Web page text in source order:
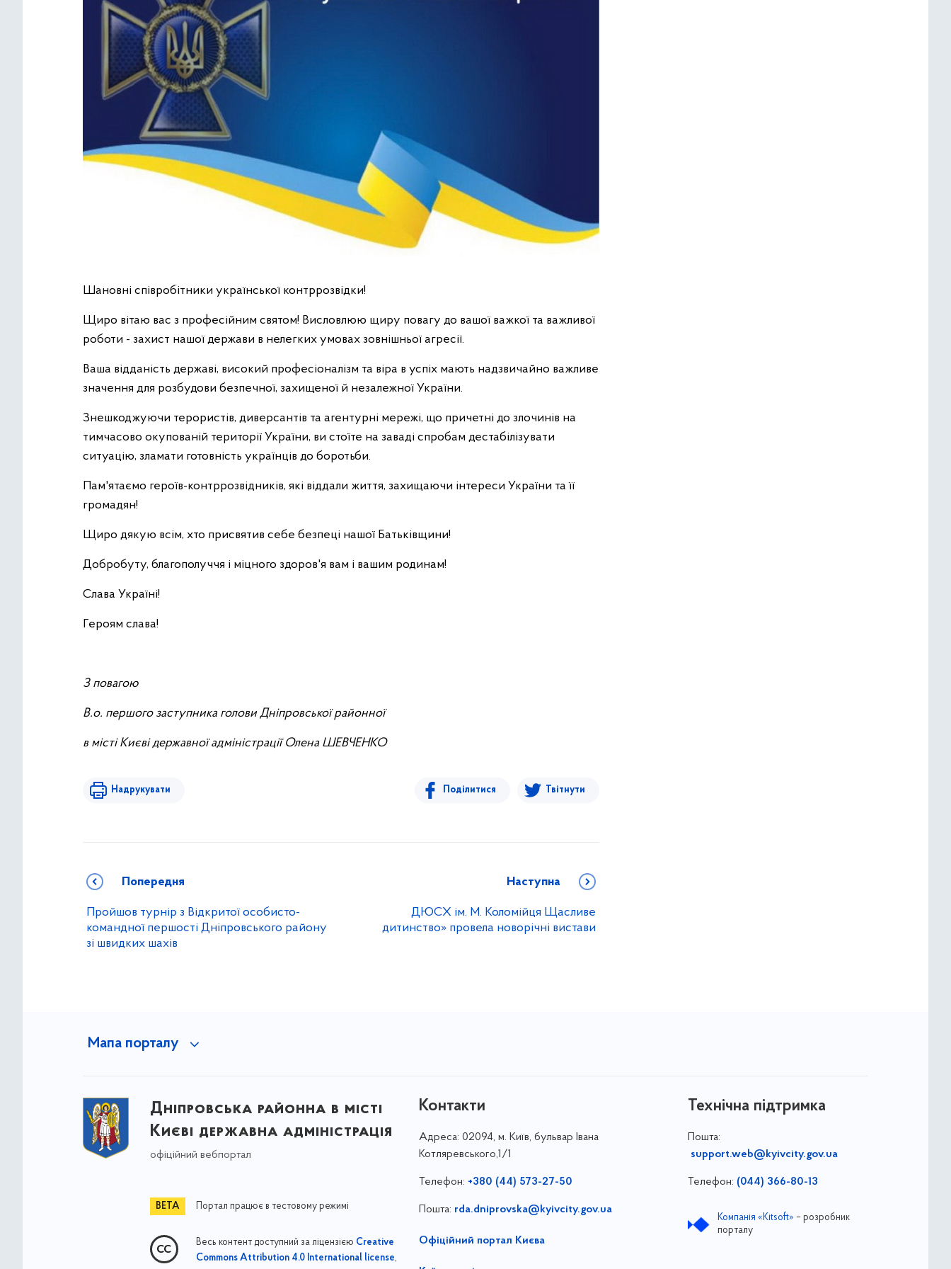
Шановні співробітники української контррозвідки!
Щиро вітаю вас з професійним святом! Висловлюю щиру повагу до вашої важкої та важливої
роботи - захист нашої держави в нелегких умовах зовнішньої агресії.
Ваша відданість державі, високий професіоналізм та віра в успіх мають надзвичайно важливе
значення для розбудови безпечної, захищеної й незалежної України.
Знешкоджуючи терористів, диверсантів та агентурні мережі, що причетні до злочинів на
тимчасово окупованій території України, ви стоїте на заваді спробам дестабілізувати
ситуацію, зламати готовність українців до боротьби.
Пам'ятаємо героїв-контррозвідників, які віддали життя, захищаючи інтереси України та її
громадян!
Щиро дякую всім, хто присвятив себе безпеці нашої Батьківщини!
Добробуту, благополуччя і міцного здоров'я вам і вашим родинам!
Слава Україні!
Героям слава!
З повагою
В.о. першого заступника голови Дніпровської районної
в місті Києві державної адміністрації Олена ШЕВЧЕНКО
Надрукувати Поділитися Твітнути
Попередня
Пройшов турнір з Відкритої особисто-
командної першості Дніпровського району
зі швидких шахів
Наступна
ДЮСХ ім. М. Коломійця Щасливе
дитинство» провела новорічні вистави
Мапа порталу
Дніпровська районна в місті
Києві державна адміністрація
офіційний вебпортал
Портал працює в тестовому режимі
Весь контент доступний за ліцензією Creative
Commons Attribution 4.0 International license,
Контакти
Адреса: 02094, м. Київ, бульвар Івана
Котляревського,1/1
Телефон: +380 (44) 573-27-50
Пошта: rda.dniprovska@kyivcity.gov.ua
Офіційний портал Києва
Технічна підтримка
Пошта:
support.web@kyivcity.gov.ua
Телефон: (044) 366-80-13
Компанія «Kitsoft» – розробник
порталу